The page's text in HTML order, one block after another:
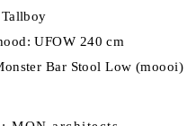
UFOW 240 cm
Bar Stool Low (moooi)